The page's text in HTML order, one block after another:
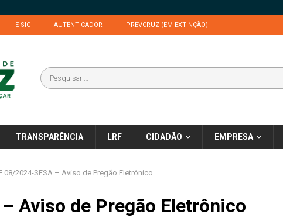
E-SIC AUTENTICADOR PREVCRUZ (EM EXTINÇÃO)
TRANSPARÊNCIA LRF CIDADÃO EMPRESA
08/2024-SESA – Aviso de Pregão Eletrônico
Aviso de Pregão Eletrônico